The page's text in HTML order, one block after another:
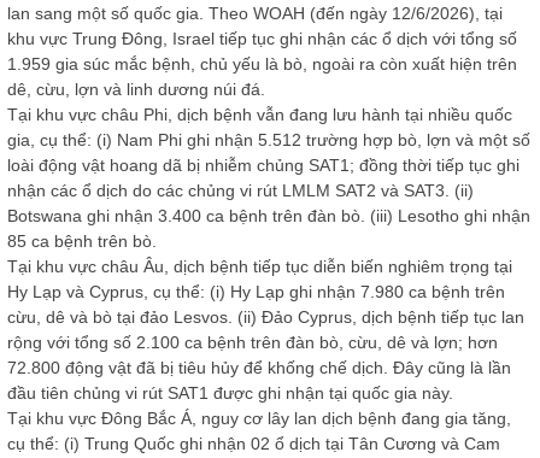
lan sang một số quốc gia. Theo WOAH (đến ngày 12/6/2026), tại
khu vực Trung Đông, Israel tiếp tục ghi nhận các ổ dịch với tổng số
1.959 gia súc mắc bệnh, chủ yếu là bò, ngoài ra còn xuất hiện trên
dê, cừu, lợn và linh dương núi đá.
Tại khu vực châu Phi, dịch bệnh vẫn đang lưu hành tại nhiều quốc
gia, cụ thể: (i) Nam Phi ghi nhận 5.512 trường hợp bò, lợn và một số
loài động vật hoang dã bị nhiễm chủng SAT1; đồng thời tiếp tục ghi
nhận các ổ dịch do các chủng vi rút LMLM SAT2 và SAT3. (ii)
Botswana ghi nhận 3.400 ca bệnh trên đàn bò. (iii) Lesotho ghi nhận
85 ca bệnh trên bò.
Tại khu vực châu Âu, dịch bệnh tiếp tục diễn biến nghiêm trọng tại
Hy Lạp và Cyprus, cụ thể: (i) Hy Lạp ghi nhận 7.980 ca bệnh trên
cừu, dê và bò tại đảo Lesvos. (ii) Đảo Cyprus, dịch bệnh tiếp tục lan
rộng với tổng số 2.100 ca bệnh trên đàn bò, cừu, dê và lợn; hơn
72.800 động vật đã bị tiêu hủy để khống chế dịch. Đây cũng là lần
đầu tiên chủng vi rút SAT1 được ghi nhận tại quốc gia này.
Tại khu vực Đông Bắc Á, nguy cơ lây lan dịch bệnh đang gia tăng,
cụ thể: (i) Trung Quốc ghi nhận 02 ổ dịch tại Tân Cương và Cam